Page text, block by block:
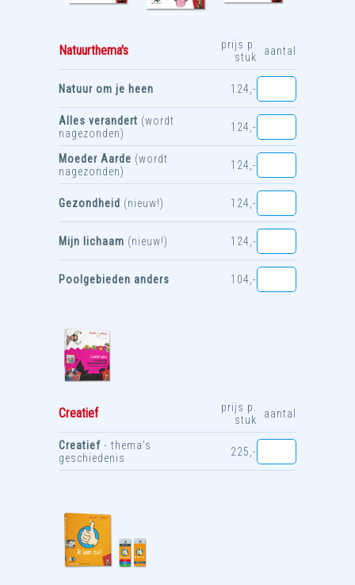
Natuurthema's
prijs p.
stuk
aantal
Natuur om je heen 124,-
Alles verandert (wordt
nagezonden)
124,-
Moeder Aarde (wordt
nagezonden)
124,-
Gezondheid (nieuw!) 124,-
Mijn lichaam (nieuw!) 124,-
Poolgebieden anders 104,-
Creatief
prijs p.
stuk
aantal
Creatief - thema's
geschiedenis
225,-